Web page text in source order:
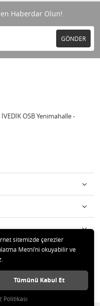
Haberdar Olun!
GÖNDER
OSB Yenimahalle -
SAN TİC LTD ŞTİ
sitemizde çerezler
Metni’ni okuyabilir ve
Tümünü Kabul Et
Politikası